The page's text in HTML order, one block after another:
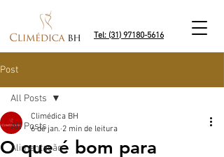
Tel: (31) 97180-5616
Post
All Posts
Alimentação
All Posts
O que é bom para
Climédica BH
6 de jan. 2 min de leitura